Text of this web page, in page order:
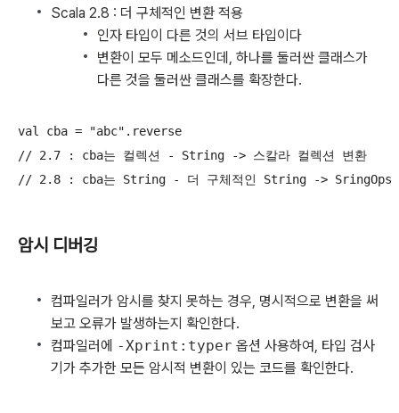
Scala 2.8 : 더 구체적인 변환 적용
인자 타입이 다른 것의 서브 타입이다
변환이 모두 메소드인데, 하나를 둘러싼 클래스가
다른 것을 둘러싼 클래스를 확장한다.
val cba = "abc".reverse
// 2.7 : cba는 컬렉션 - String -> 스칼라 컬렉션 변환
암시 디버깅
컴파일러가 암시를 찾지 못하는 경우, 명시적으로 변환을 써
보고 오류가 발생하는지 확인한다.
컴파일러에 -Xprint:typer 옵션 사용하여, 타입 검사
기가 추가한 모든 암시적 변환이 있는 코드를 확인한다.